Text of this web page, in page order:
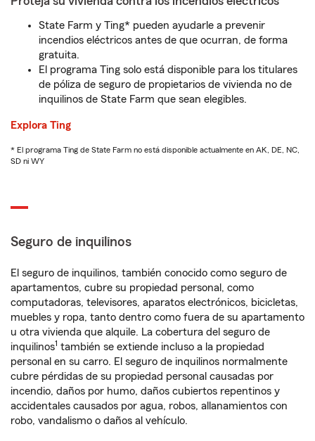
State Farm y Ting* pueden ayudarle a prevenir
incendios eléctricos antes de que ocurran, de forma
gratuita.
El programa Ting solo está disponible para los titulares
de póliza de seguro de propietarios de vivienda no de
inquilinos de State Farm que sean elegibles.
Explora Ting
* El programa Ting de State Farm no está disponible actualmente en AK, DE, NC,
SD ni WY
Seguro de inquilinos
El seguro de inquilinos, también conocido como seguro de
apartamentos, cubre su propiedad personal, como
computadoras, televisores, aparatos electrónicos, bicicletas,
muebles y ropa, tanto dentro como fuera de su apartamento
u otra vivienda que alquile. La cobertura del seguro de
inquilinos1 también se extiende incluso a la propiedad
personal en su carro. El seguro de inquilinos normalmente
cubre pérdidas de su propiedad personal causadas por
incendio, daños por humo, daños cubiertos repentinos y
accidentales causados por agua, robos, allanamientos con
robo, vandalismo o daños al vehículo.